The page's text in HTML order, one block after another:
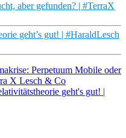
aber gefunden? | #TerraX
geht’s gut! | #HaraldLesch
Perpetuum Mobile oder
X Lesch & Co
geht's gut! |